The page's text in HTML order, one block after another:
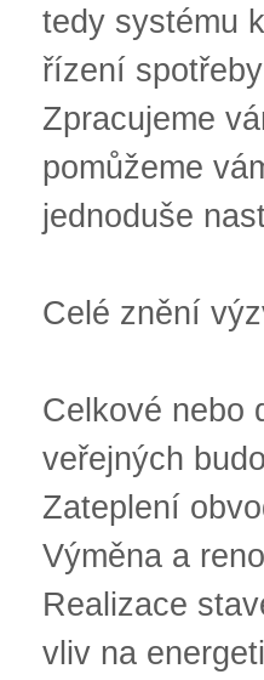
tedy systému
řízení
Zpracujeme
pomůžeme
jednoduše
Celé znění
Celkové nebo
veřejných
Zateplení
Výměna a
Realizace
vliv na